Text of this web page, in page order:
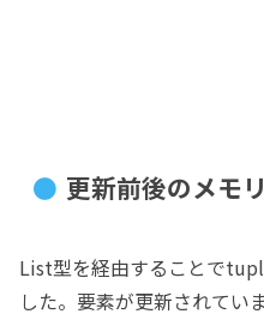
更新前後のメモ
List型を経由することで
した。要素が更新されてい